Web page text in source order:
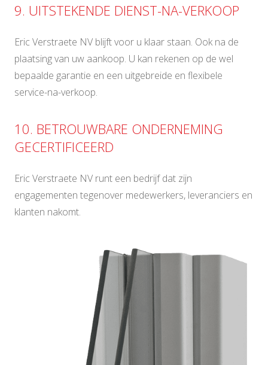
9. UITSTEKENDE DIENST-NA-VERKOOP
Eric Verstraete NV blijft voor u klaar staan. Ook na de
plaatsing van uw aankoop. U kan rekenen op de wel
bepaalde garantie en een uitgebreide en flexibele
service-na-verkoop.
10. BETROUWBARE ONDERNEMING
GECERTIFICEERD
Eric Verstraete NV runt een bedrijf dat zijn
engagementen tegenover medewerkers, leveranciers en
klanten nakomt.